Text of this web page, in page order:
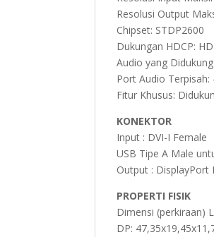
Resolusi Output
Chipset: STDP2600
Dukungan HDCP:
Audio yang
Port Audio Terpisah:
Fitur Khusus:
KONEKTOR
Input : DVI-I Female
USB Tipe A Male
Output : DisplayPort
PROPERTI FISIK
Dimensi (perkiraan)
DP: